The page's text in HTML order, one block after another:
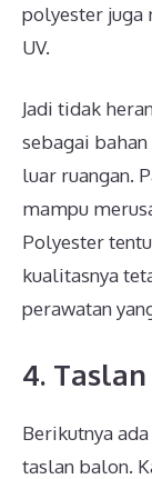
polyester juga
UV.
Jadi tidak
sebagai
luar ruangan.
mampu
Polyester
kualitasnya
perawatan
4.
Berikutnya
taslan balon.